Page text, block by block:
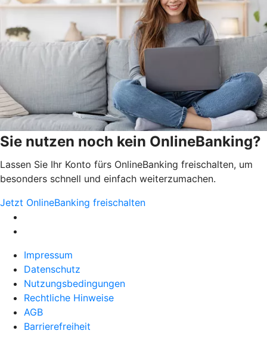
Sie nutzen noch kein OnlineBanking?
Lassen Sie Ihr Konto fürs OnlineBanking freischalten, um
besonders schnell und einfach weiterzumachen.
Jetzt OnlineBanking freischalten
Impressum
Datenschutz
Nutzungsbedingungen
Rechtliche Hinweise
AGB
Barrierefreiheit